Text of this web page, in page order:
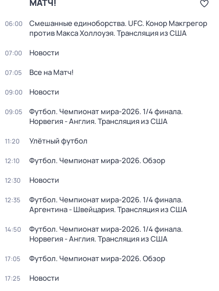
МАТЧ!
06:00
Смешанные единоборства. UFC. Конор Макгрегор
против Макса Холлоуэя. Трансляция из США
07:00 Новости
07:05 Все на Матч!
09:00 Новости
09:05
Футбол. Чемпионат мира-2026. 1/4 финала.
Норвегия - Англия. Трансляция из США
11:20 Улётный футбол
12:10 Футбол. Чемпионат мира-2026. Обзор
12:30 Новости
12:35
Футбол. Чемпионат мира-2026. 1/4 финала.
Аргентина - Швейцария. Трансляция из США
14:50
Футбол. Чемпионат мира-2026. 1/4 финала.
Норвегия - Англия. Трансляция из США
17:05 Футбол. Чемпионат мира-2026. Обзор
17:25 Новости